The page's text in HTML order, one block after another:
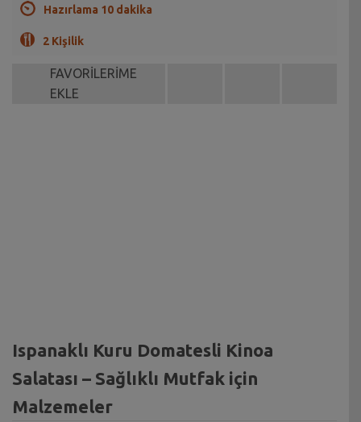
Hazırlama 10 dakika
2 Kişilik
FAVORİLERİME
EKLE
Ispanaklı Kuru Domatesli Kinoa
Salatası – Sağlıklı Mutfak için
Malzemeler